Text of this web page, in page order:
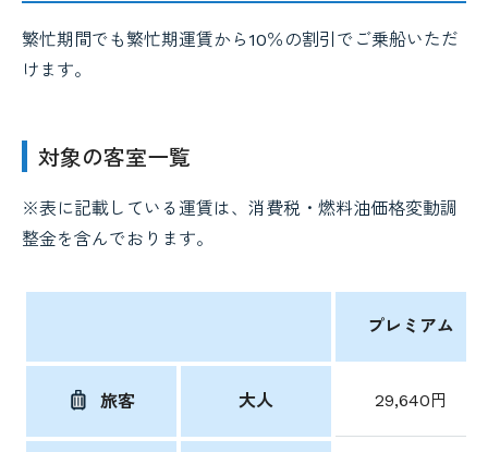
繁忙期間でも繁忙期運賃から10％の割引でご乗船いただ
けます。
対象の客室一覧
※表に記載している運賃は、消費税・燃料油価格変動調
整金を含んでおります。
プレミアム
旅客 大人 29,640円